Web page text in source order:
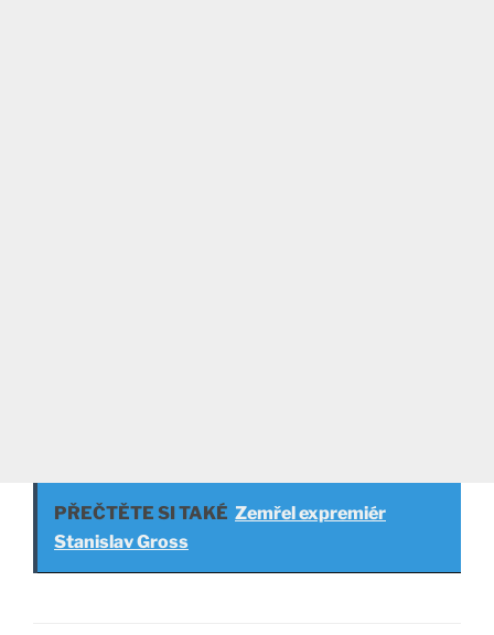
PŘEČTĚTE SI TAKÉ Zemřel expremiér
Stanislav Gross